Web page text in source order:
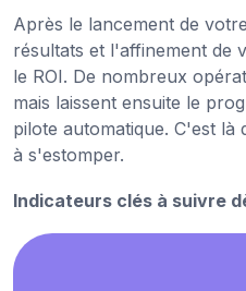
Après le lancement de
résultats et l'affinement de
le ROI. De nombreux
mais laissent ensuite le
pilote automatique. C'est là
à s'estomper.
Indicateurs clés à suivre